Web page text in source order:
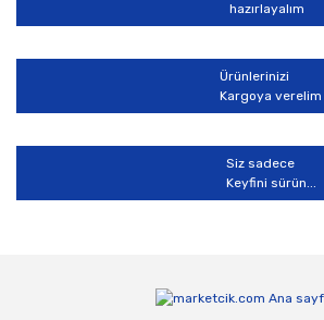
Gönder
hazırlayalım
Ürünlerinizi
Kargoya verelim
Siz sadece
Keyfini sürün...